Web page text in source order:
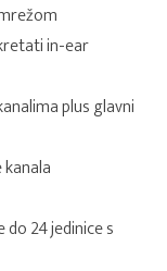
in-ear
plus glavni
do 24 jedinice s